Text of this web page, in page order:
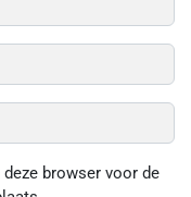
browser voor de